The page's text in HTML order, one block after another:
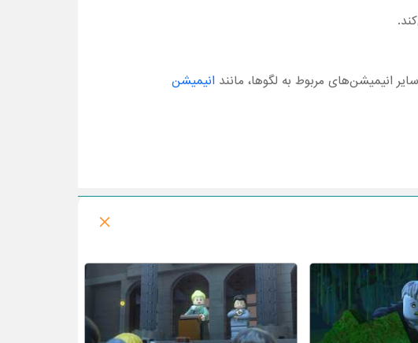
انیمیشن‌های مربوط به لگوها، مانند انیمیشن